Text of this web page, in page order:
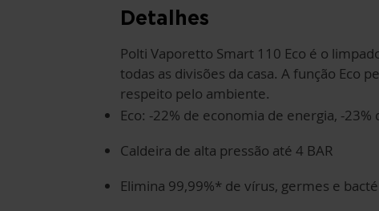
Detalhes
Polti Vaporetto Smart 110 Eco é o
todas as divisões da casa. A função
respeito pelo ambiente.
Eco: -22% de economia de energia, -
Caldeira de alta pressão até 4 BAR
Elimina 99,99%* de vírus, germes e